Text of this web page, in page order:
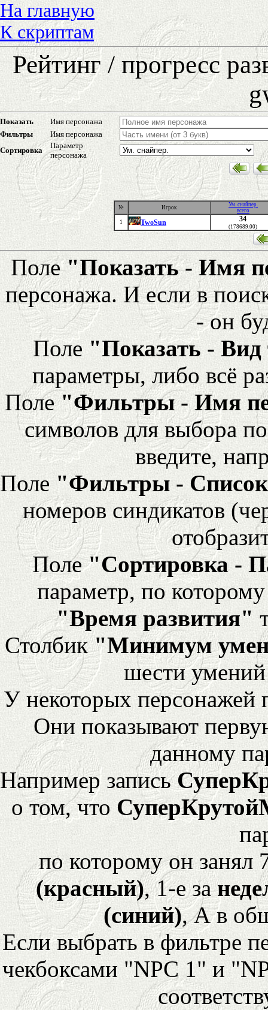
На главную
К скриптам
Рейтинг / прогресс
Показать
Имя персонажа
Фильтры
Имя персонажа
Сортировка
Параметр
персонажа
№ Игрок
Ум. снайпер.
всего
1
TwoSun 34
(178689.00)
Поле"Показать - Имя
персонажа. И если в
- он
Поле "Показать -
параметры, либо всё
Поле"Фильтры - Имя
символов для выбора
введите,
Поле "Фильтры - Список
номеров синдикатов
Поле"Сортировка -
параметр, по
"Время развития"
Столбик"Минимум
шести
У некоторых персонажей
Они показывают
данному
Например запись
о том, что
по которому он
(красный), 1-е за
(синий), А в
Если выбрать в фильтре
чекбоксами "NPC 1" и